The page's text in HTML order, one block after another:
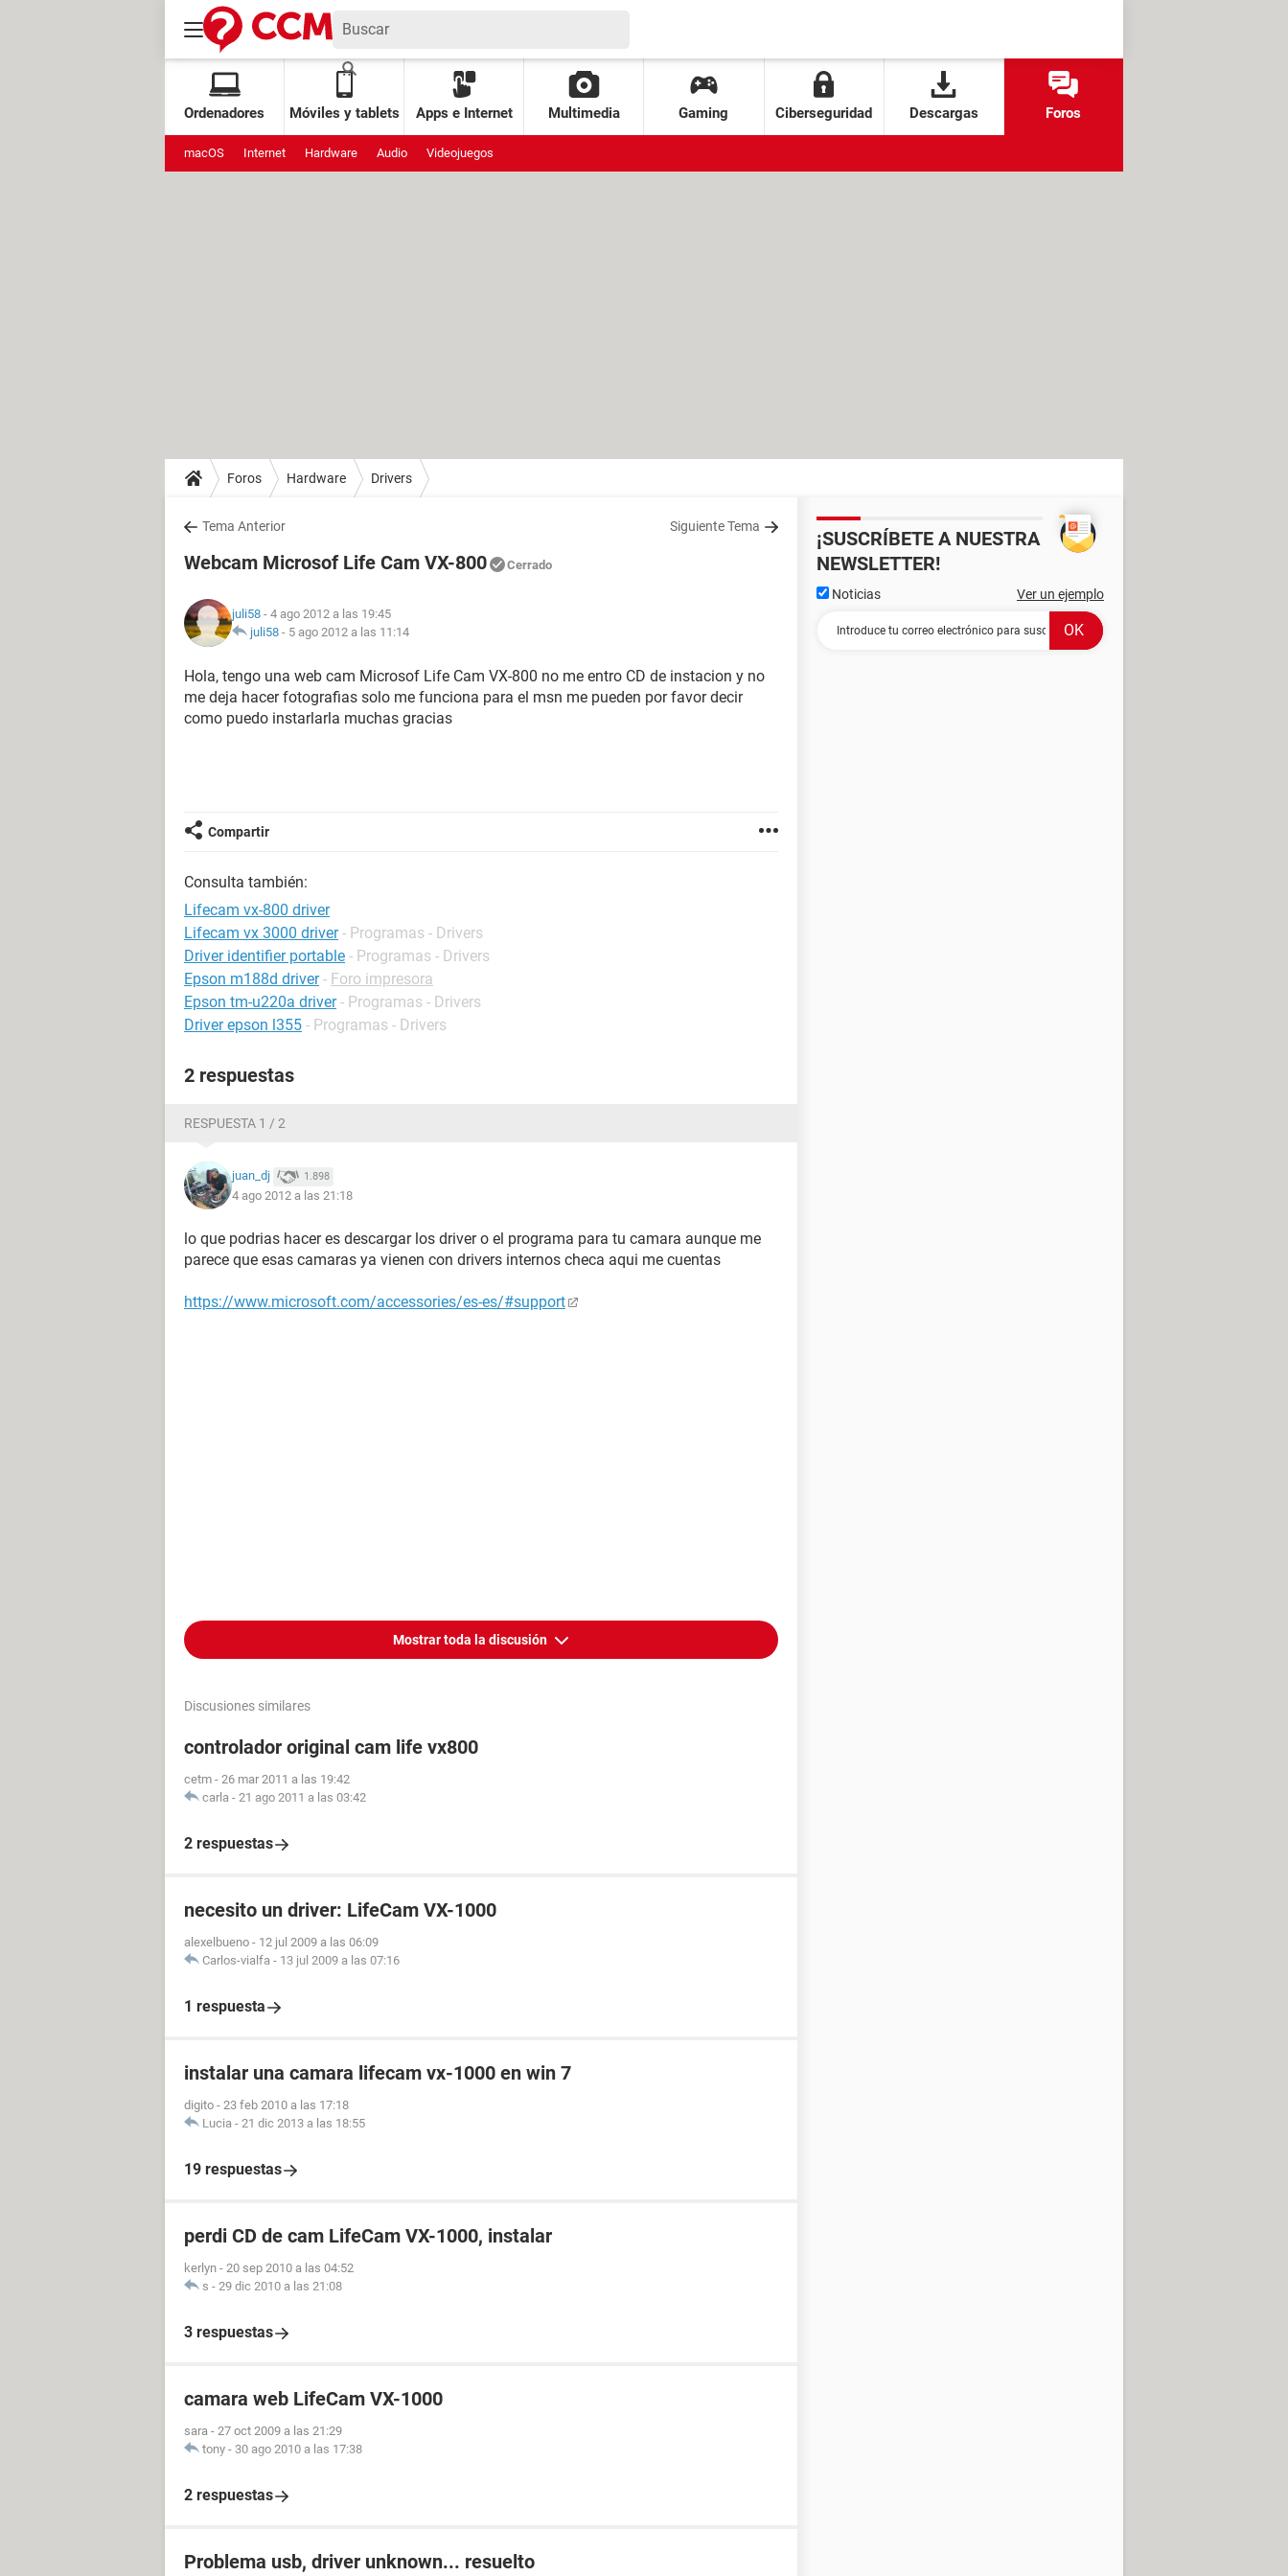
Ordenadores Móviles y tablets Apps e Internet Multimedia Gaming Ciberseguridad Descargas Foros
macOS Internet Hardware Audio Videojuegos
Foros Hardware Drivers
Tema Anterior Siguiente Tema
Webcam Microsof Life Cam VX-800 Cerrado
juli58 - 4 ago 2012 a las 19:45
juli58 - 5 ago 2012 a las 11:14
Hola, tengo una web cam Microsof Life Cam VX-800 no me entro CD de instacion y no
me deja hacer fotografias solo me funciona para el msn me pueden por favor decir
como puedo instarlarla muchas gracias
Compartir
Consulta también:
Lifecam vx-800 driver
Lifecam vx 3000 driver - Programas - Drivers
Driver identifier portable - Programas - Drivers
Epson m188d driver - Foro impresora
Epson tm-u220a driver - Programas - Drivers
Driver epson l355 - Programas - Drivers
2 respuestas
RESPUESTA 1 / 2
juan_dj 1.898
4 ago 2012 a las 21:18
lo que podrias hacer es descargar los driver o el programa para tu camara aunque me
parece que esas camaras ya vienen con drivers internos checa aqui me cuentas
https://www.microsoft.com/accessories/es-es/#support
Mostrar toda la discusión
Discusiones similares
controlador original cam life vx800
cetm - 26 mar 2011 a las 19:42
carla - 21 ago 2011 a las 03:42
2 respuestas
necesito un driver: LifeCam VX-1000
alexelbueno - 12 jul 2009 a las 06:09
Carlos-vialfa - 13 jul 2009 a las 07:16
1 respuesta
instalar una camara lifecam vx-1000 en win 7
digito - 23 feb 2010 a las 17:18
Lucia - 21 dic 2013 a las 18:55
19 respuestas
perdi CD de cam LifeCam VX-1000, instalar
kerlyn - 20 sep 2010 a las 04:52
s - 29 dic 2010 a las 21:08
3 respuestas
camara web LifeCam VX-1000
sara - 27 oct 2009 a las 21:29
tony - 30 ago 2010 a las 17:38
2 respuestas
Problema usb, driver unknown... resuelto
¡SUSCRÍBETE A NUESTRA
NEWSLETTER!
Noticias Ver un ejemplo